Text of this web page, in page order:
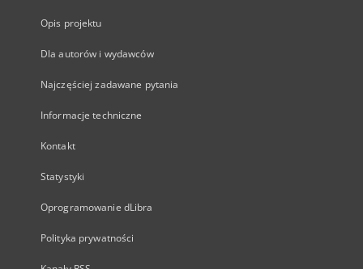
Opis projektu
Dla autorów i wydawców
Najczęściej zadawane pytania
Informacje techniczne
Kontakt
Statystyki
Oprogramowanie dLibra
Polityka prywatności